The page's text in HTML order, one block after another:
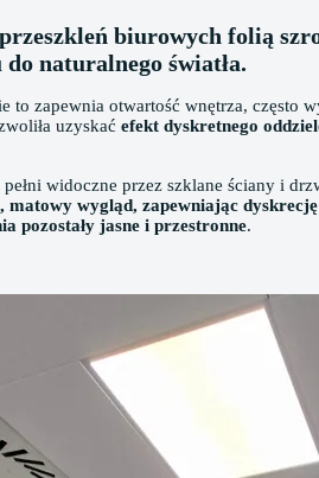
biurowych folią
naturalnego światła.
zapewnia otwartość wnętrza, często
uzyskać efekt dyskretnego
widoczne przez szklane ściany i
matowy wygląd, zapewniając
pozostały jasne i przestronne.